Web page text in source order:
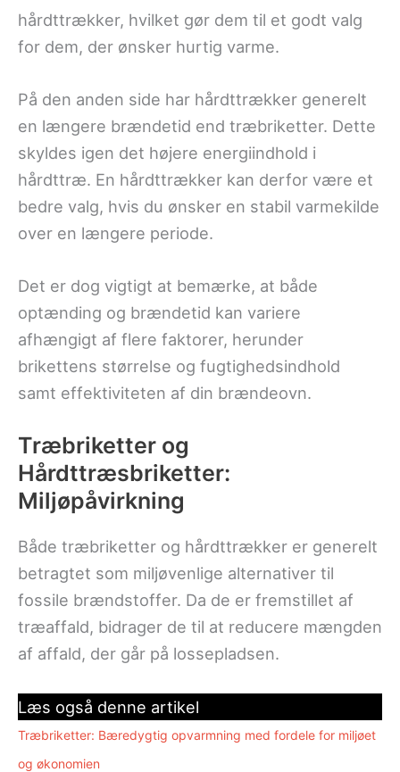
hårdttrækker, hvilket gør dem til et godt valg
for dem, der ønsker hurtig varme.
På den anden side har hårdttrækker generelt
en længere brændetid end træbriketter. Dette
skyldes igen det højere energiindhold i
hårdttræ. En hårdttrækker kan derfor være et
bedre valg, hvis du ønsker en stabil varmekilde
over en længere periode.
Det er dog vigtigt at bemærke, at både
optænding og brændetid kan variere
afhængigt af flere faktorer, herunder
brikettens størrelse og fugtighedsindhold
samt effektiviteten af din brændeovn.
Træbriketter og
Hårdttræsbriketter:
Miljøpåvirkning
Både træbriketter og hårdttrækker er generelt
betragtet som miljøvenlige alternativer til
fossile brændstoffer. Da de er fremstillet af
træaffald, bidrager de til at reducere mængden
af affald, der går på lossepladsen.
Læs også denne artikel
Træbriketter: Bæredygtig opvarmning med fordele for miljøet
og økonomien